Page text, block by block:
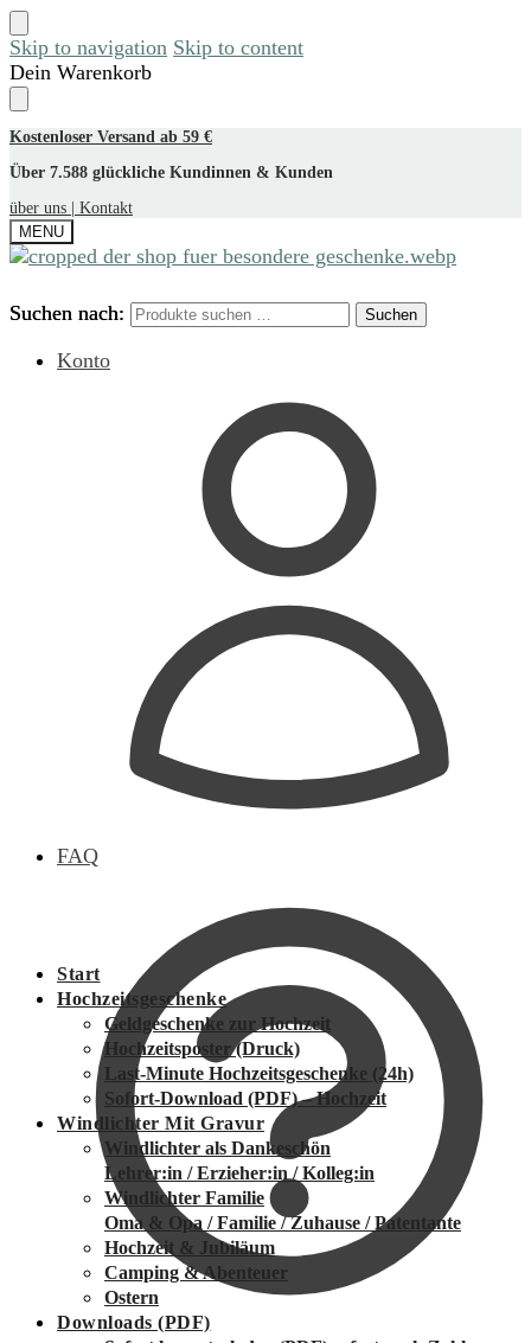
Skip to navigation Skip to content
Dein Warenkorb
Kostenloser Versand ab 59 €
Über 7.588 glückliche Kundinnen & Kunden
über uns |
Kontakt
MENU
Suchen nach: Suchen
Konto
FAQ
Suchen nach: Suchen
Start
Hochzeitsgeschenke
Geldgeschenke zur Hochzeit
Hochzeitsposter (Druck)
Last-Minute Hochzeitsgeschenke (24h)
Sofort-Download (PDF) – Hochzeit
Windlichter Mit Gravur
Windlichter als Dankeschön
Lehrer:in / Erzieher:in / Kolleg:in
Windlichter Familie
Oma & Opa / Familie / Zuhause / Patentante
Hochzeit & Jubiläum
Camping & Abenteuer
Ostern
Downloads (PDF)